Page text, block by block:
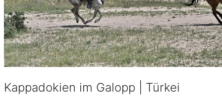
Kappadokien im Galopp | Türkei